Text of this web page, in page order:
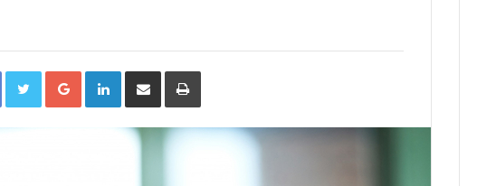
FacebookTwitterGoogle+LinkedInCompartilhar
Email
Impressão